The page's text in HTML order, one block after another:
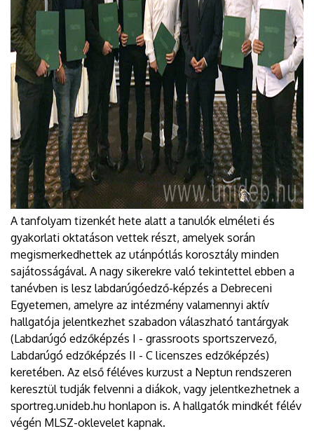
A tanfolyam tizenkét hete alatt a tanulók elméleti és
gyakorlati oktatáson vettek részt, amelyek során
megismerkedhettek az utánpótlás korosztály minden
sajátosságával. A nagy sikerekre való tekintettel ebben a
tanévben is lesz labdarúgóedző-képzés a Debreceni
Egyetemen, amelyre az intézmény valamennyi aktív
hallgatója jelentkezhet szabadon válaszható tantárgyak
(Labdarúgó edzőképzés I - grassroots sportszervező,
Labdarúgó edzőképzés II - C licenszes edzőképzés)
keretében. Az első féléves kurzust a Neptun rendszeren
keresztül tudják felvenni a diákok, vagy jelentkezhetnek a
sportreg.unideb.hu honlapon is. A hallgatók mindkét félév
végén MLSZ-oklevelet kapnak.